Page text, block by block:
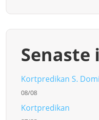
Senaste
Kortpredikan S.
08/08
Kortpredikan